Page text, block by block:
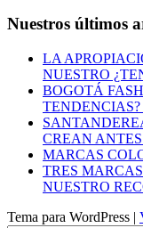
Nuestros últimos
LA
NUESTRO
BOGOTÁ
TENDENCIAS?
CREAN
MARCAS
TRES
NUESTRO
Tema para WordPress |